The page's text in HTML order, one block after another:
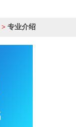
> 专业介绍